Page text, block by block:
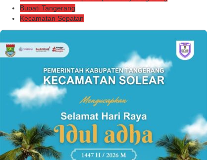
Bupati Tangerang
Kecamatan Sepatan